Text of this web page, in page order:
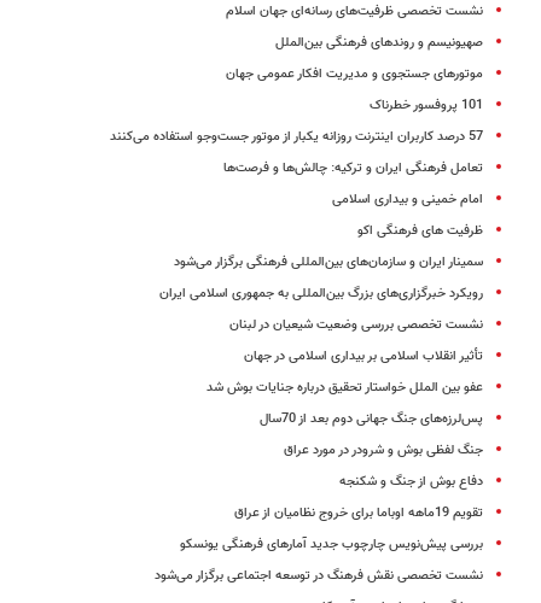
نشست تخصصی ظرفیت‌های رسانه‌ای جهان اسلام
صهیونیسم و روندهای فرهنگی بین‌الملل
موتورهای جستجوی و مدیریت افکار عمومی جهان
101 پروفسور خطرناک
57 درصد کاربران اینترنت روزانه یکبار از موتور جست‌وجو استفاده می‌کنند
تعامل فرهنگی ایران و ترکیه: چالش‌ها و فرصت‌ها
امام خمینی و بیداری اسلامی
ظرفیت های فرهنگی اکو
سمینار ایران و سازمان‌های بین‌المللی فرهنگی برگزار می‌شود
رویکرد خبرگزاری‌های بزرگ بین‌المللی به جمهوری اسلامی ایران
نشست تخصصی بررسی وضعیت شیعیان در لبنان
تأثیر انقلاب اسلامی بر بیداری اسلامی در جهان
عفو بین الملل خواستار تحقیق درباره جنایات بوش شد
پس‌لرزه‌های جنگ جهانی دوم بعد از 70سال
جنگ لفظی بوش و شرودر در مورد عراق
دفاع بوش از جنگ و شکنجه
تقویم 19ماهه اوباما برای خروج نظامیان از عراق
بررسی پیش‌نویس چارچوب جدید آمارهای فرهنگی یونسکو
نشست تخصصی نقش فرهنگ در توسعه اجتماعی برگزار می‌شود